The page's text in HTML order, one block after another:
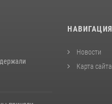
НАВИГАЦИЯ
Новости
Карта сайта